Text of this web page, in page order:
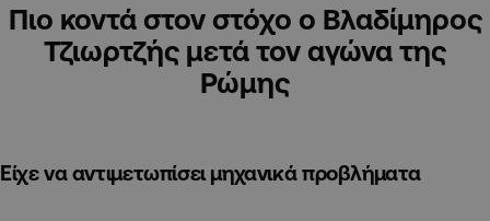
Πιο κοντά στον στόχο ο Βλαδίμηρος
Τζιωρτζής μετά τον αγώνα της
Ρώμης
Είχε να αντιμετωπίσει μηχανικά προβλήματα